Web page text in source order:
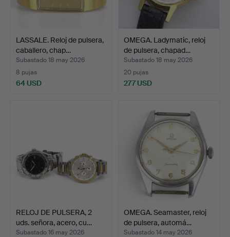
LASSALE. Reloj de pulsera,
caballero, chap…
Subastado 18 may 2026
8 pujas
64 USD
OMEGA. Ladymatic, reloj
de pulsera, chapad…
Subastado 18 may 2026
20 pujas
277 USD
RELOJ DE PULSERA, 2
uds. señora, acero, cu…
Subastado 16 may 2026
OMEGA. Seamaster, reloj
de pulsera, automá…
Subastado 14 may 2026